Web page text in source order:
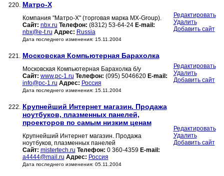
220. Матро-Х
Компания "Матро-Х" (торговая марка MX-Group).
Сайт: nbx.ru Телефон: (8312) 53-64-24 E-mail:
nbx@e-t.ru Адрес: Russia
Дата последнего изменения: 15.11.2004
Редактировать
Удалить
Добавить сайт
221. Московская Компьютерная Барахолка
Московская Компьютерная Барахолка б/у
Сайт: www.pc-1.ru Телефон: (095) 5046620 E-mail:
info@pc-1.ru Адрес: Россия
Дата последнего изменения: 15.11.2004
Редактировать
Удалить
Добавить сайт
222. Крупнейший Интернет магазин. Продажа
ноутбуков, плазменных панелей,
проекторов по самым низким ценам
Крупнейший Интернет магазин. Продажа
ноутбуков, плазменных панелей
Сайт: mistertech.ru Телефон: 0 360-4359 E-mail:
a4444@mail.ru Адрес: Россия
Дата последнего изменения: 05.11.2004
Редактировать
Удалить
Добавить сайт